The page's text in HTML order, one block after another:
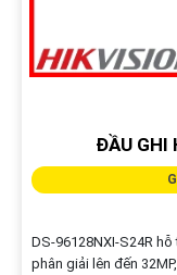
ĐẦU GHI
DS-96128NXI-S24R
phân giải lên đến